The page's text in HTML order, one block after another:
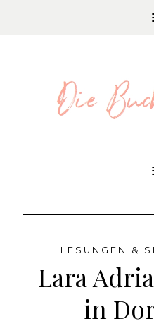
LESUNGEN &
Lara
in